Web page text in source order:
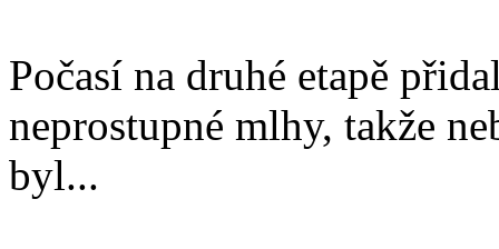
Počasí na druhé etapě
neprostupné mlhy, takže
byl...